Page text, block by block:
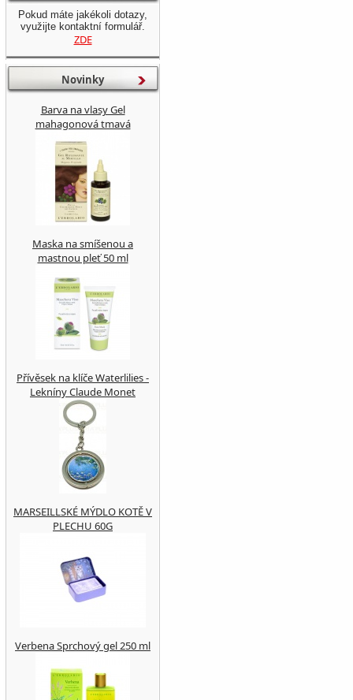
Pokud máte jakékoli dotazy,
využijte kontaktní formulář.
ZDE
Novinky
Barva na vlasy Gel
mahagonová tmavá
Maska na smíšenou a
mastnou pleť 50 ml
Přívěsek na klíče Waterlilies -
Lekníny Claude Monet
MARSEILLSKÉ MÝDLO KOTĚ V
PLECHU 60G
Verbena Sprchový gel 250 ml